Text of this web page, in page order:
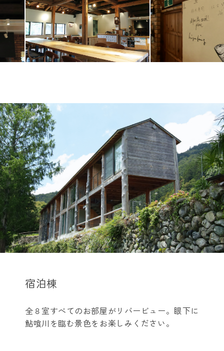
宿泊棟
全８室すべてのお部屋がリバービュー。眼下に
鮎喰川を臨む景色をお楽しみください。